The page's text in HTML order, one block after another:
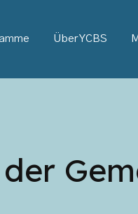
Über YCBS